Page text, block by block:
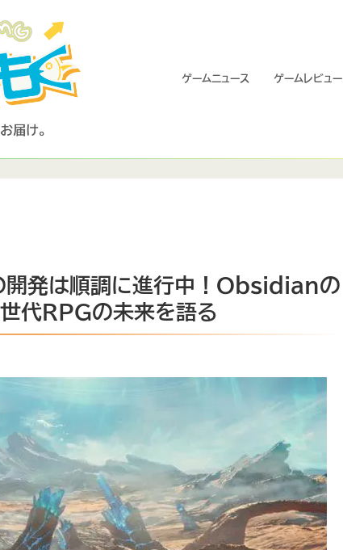
ゲームニュース ゲームレビュー
発は順調に進行中！Obsidianの
世代RPGの未来を語る